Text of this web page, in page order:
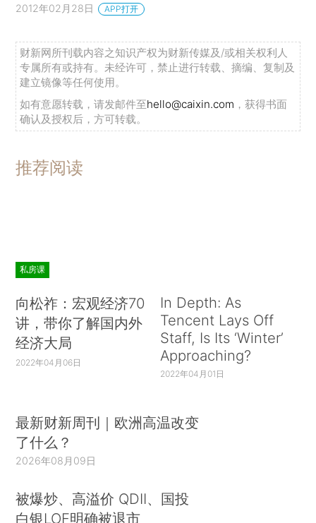
2012年02月28日 APP打开
财新网所刊载内容之知识产权为财新传媒及/或相关权利人
专属所有或持有。未经许可，禁止进行转载、摘编、复制及
建立镜像等任何使用。
如有意愿转载，请发邮件至hello@caixin.com ，获得书面
确认及授权后，方可转载。
推荐阅读
私房课
向松祚：宏观经济70
讲，带你了解国内外
经济大局
2022年04月06日
In Depth: As
Tencent Lays Off
Staff, Is Its ‘Winter’
Approaching?
2022年04月01日
最新财新周刊｜欧洲高温改变
了什么？
2026年08月09日
被爆炒、高溢价 QDII、国投
白银LOF明确被退市